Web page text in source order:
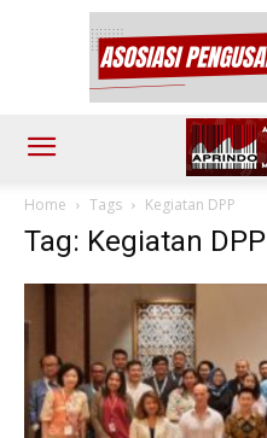
Home Tags Kegiatan DPP
Tag: Kegiatan DPP